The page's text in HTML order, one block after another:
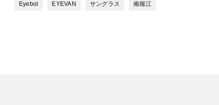
Eyebol EYEVAN サングラス 南堀江